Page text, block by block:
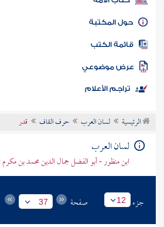
كتاب الأمة
المكتبة
الكتب
موضوعي
تراجم الأعلام
الرئيسية لسان العرب حرف القاف قدر
لسان العرب
ابن منظور - أبو الفضل جمال الدين محمد بن
جزء 12 صفحة 37